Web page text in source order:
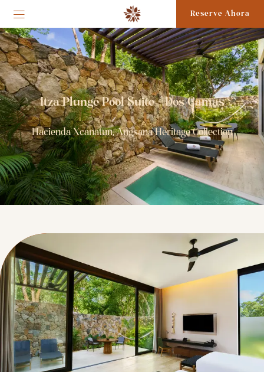
Reserve Ahora
Itza Plunge Pool Suite - Dos Camas
Hacienda Xcanatun, Angsana Heritage Collection